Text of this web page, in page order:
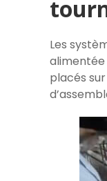
Les
alimentée
placés